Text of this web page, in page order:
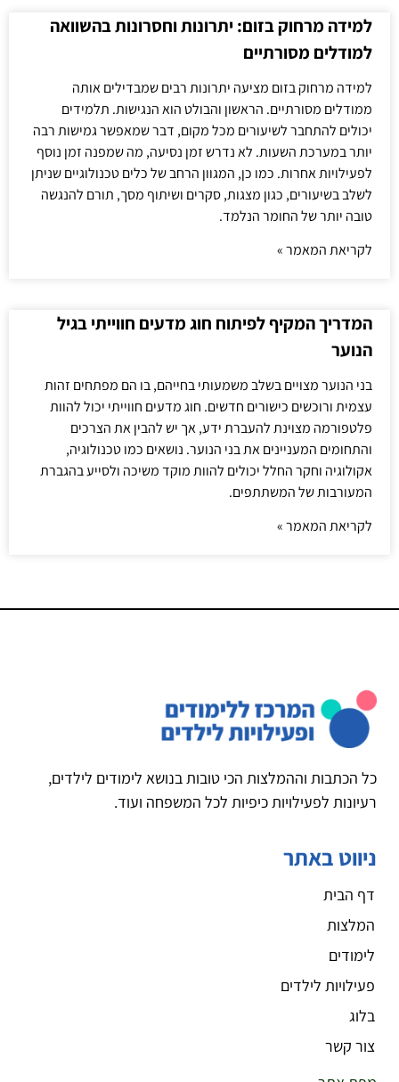
למידה מרחוק בזום: יתרונות וחסרונות בהשוואה
למודלים מסורתיים
למידה מרחוק בזום מציעה יתרונות רבים שמבדילים אותה
ממודלים מסורתיים. הראשון והבולט הוא הנגישות. תלמידים
יכולים להתחבר לשיעורים מכל מקום, דבר שמאפשר גמישות רבה
יותר במערכת השעות. לא נדרש זמן נסיעה, מה שמפנה זמן נוסף
לפעילויות אחרות. כמו כן, המגוון הרחב של כלים טכנולוגיים שניתן
לשלב בשיעורים, כגון מצגות, סקרים ושיתוף מסך, תורם להנגשה
טובה יותר של החומר הנלמד.
לקריאת המאמר »
המדריך המקיף לפיתוח חוג מדעים חווייתי בגיל
הנוער
בני הנוער מצויים בשלב משמעותי בחייהם, בו הם מפתחים זהות
עצמית ורוכשים כישורים חדשים. חוג מדעים חווייתי יכול להוות
פלטפורמה מצוינת להעברת ידע, אך יש להבין את הצרכים
והתחומים המעניינים את בני הנוער. נושאים כמו טכנולוגיה,
אקולוגיה וחקר החלל יכולים להוות מוקד משיכה ולסייע בהגברת
המעורבות של המשתתפים.
לקריאת המאמר »
כל הכתבות וההמלצות הכי טובות בנושא לימודים לילדים,
רעיונות לפעילויות כיפיות לכל המשפחה ועוד.
ניווט באתר
דף הבית
המלצות
לימודים
פעילויות לילדים
בלוג
צור קשר